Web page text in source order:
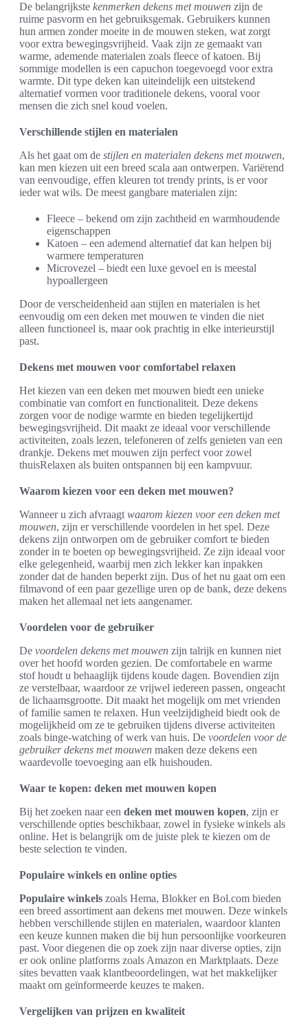
De belangrijkste kenmerken dekens met mouwen zijn de
ruime pasvorm en het gebruiksgemak. Gebruikers kunnen
hun armen zonder moeite in de mouwen steken, wat zorgt
voor extra bewegingsvrijheid. Vaak zijn ze gemaakt van
warme, ademende materialen zoals fleece of katoen. Bij
sommige modellen is een capuchon toegevoegd voor extra
warmte. Dit type deken kan uiteindelijk een uitstekend
alternatief vormen voor traditionele dekens, vooral voor
mensen die zich snel koud voelen.
Verschillende stijlen en materialen
Als het gaat om de stijlen en materialen dekens met mouwen,
kan men kiezen uit een breed scala aan ontwerpen. Variërend
van eenvoudige, effen kleuren tot trendy prints, is er voor
ieder wat wils. De meest gangbare materialen zijn:
Fleece – bekend om zijn zachtheid en warmhoudende
eigenschappen
Katoen – een ademend alternatief dat kan helpen bij
warmere temperaturen
Microvezel – biedt een luxe gevoel en is meestal
hypoallergeen
Door de verscheidenheid aan stijlen en materialen is het
eenvoudig om een deken met mouwen te vinden die niet
alleen functioneel is, maar ook prachtig in elke interieurstijl
past.
Dekens met mouwen voor comfortabel relaxen
Het kiezen van een deken met mouwen biedt een unieke
combinatie van comfort en functionaliteit. Deze dekens
zorgen voor de nodige warmte en bieden tegelijkertijd
bewegingsvrijheid. Dit maakt ze ideaal voor verschillende
activiteiten, zoals lezen, telefoneren of zelfs genieten van een
drankje. Dekens met mouwen zijn perfect voor zowel
thuisRelaxen als buiten ontspannen bij een kampvuur.
Waarom kiezen voor een deken met mouwen?
Wanneer u zich afvraagt waarom kiezen voor een deken met
mouwen, zijn er verschillende voordelen in het spel. Deze
dekens zijn ontworpen om de gebruiker comfort te bieden
zonder in te boeten op bewegingsvrijheid. Ze zijn ideaal voor
elke gelegenheid, waarbij men zich lekker kan inpakken
zonder dat de handen beperkt zijn. Dus of het nu gaat om een
filmavond of een paar gezellige uren op de bank, deze dekens
maken het allemaal net iets aangenamer.
Voordelen voor de gebruiker
De voordelen dekens met mouwen zijn talrijk en kunnen niet
over het hoofd worden gezien. De comfortabele en warme
stof houdt u behaaglijk tijdens koude dagen. Bovendien zijn
ze verstelbaar, waardoor ze vrijwel iedereen passen, ongeacht
de lichaamsgrootte. Dit maakt het mogelijk om met vrienden
of familie samen te relaxen. Hun veelzijdigheid biedt ook de
mogelijkheid om ze te gebruiken tijdens diverse activiteiten
zoals binge-watching of werk van huis. De voordelen voor de
gebruiker dekens met mouwen maken deze dekens een
waardevolle toevoeging aan elk huishouden.
Waar te kopen: deken met mouwen kopen
Bij het zoeken naar een deken met mouwen kopen, zijn er
verschillende opties beschikbaar, zowel in fysieke winkels als
online. Het is belangrijk om de juiste plek te kiezen om de
beste selection te vinden.
Populaire winkels en online opties
Populaire winkels zoals Hema, Blokker en Bol.com bieden
een breed assortiment aan dekens met mouwen. Deze winkels
hebben verschillende stijlen en materialen, waardoor klanten
een keuze kunnen maken die bij hun persoonlijke voorkeuren
past. Voor diegenen die op zoek zijn naar diverse opties, zijn
er ook online platforms zoals Amazon en Marktplaats. Deze
sites bevatten vaak klantbeoordelingen, wat het makkelijker
maakt om geïnformeerde keuzes te maken.
Vergelijken van prijzen en kwaliteit